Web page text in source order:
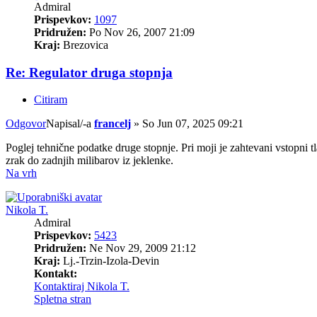
Admiral
Prispevkov: 1097
Pridružen: Po Nov 26, 2007 21:09
Kraj: Brezovica
Re: Regulator druga stopnja
Citiram
OdgovorNapisal/-a francelj » So Jun 07, 2025 09:21
Poglej tehnične podatke druge stopnje. Pri moji je zahtevani
zrak do zadnjih milibarov iz jeklenke.
Na vrh
Nikola T.
Admiral
Prispevkov: 5423
Pridružen: Ne Nov 29, 2009 21:12
Kraj: Lj.-Trzin-Izola-Devin
Kontakt:
Kontaktiraj Nikola T.
Spletna stran